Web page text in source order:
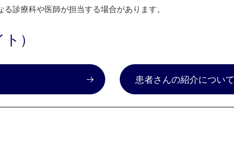
診療科や医師が担当する場合があります。
）
患者さんの紹介について